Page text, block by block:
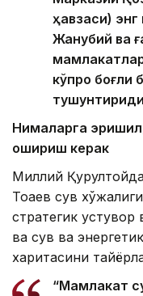
ҳавзаси)
Жанубий ва
кўпроқ
Нималарга
ошириш керак
Миллий
Тоқаев сув
стратегик
ва сув ва
харитасини
“Мамлакат